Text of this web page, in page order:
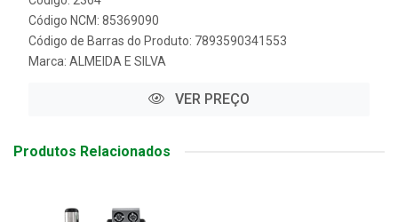
Código NCM: 85369090
Código de Barras do Produto: 7893590341553
Marca: ALMEIDA E SILVA
VER PREÇO
Produtos Relacionados